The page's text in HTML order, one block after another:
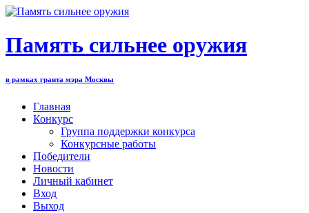
Перейти
содержимому
Память сильнее оружия
в рамках гранта мэра Москвы
Главная
Конкурс
Группа поддержки конкурса
Конкурсные работы
Победители
Новости
Личный кабинет
Вход
Выход